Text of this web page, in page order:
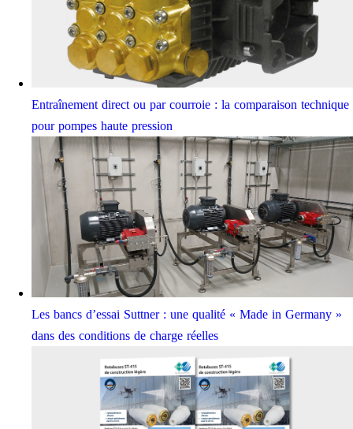
Entraînement direct ou par courroie : la comparaison technique
pour pompes haute pression
Les bancs d’essai Suttner : une qualité « Made in Germany »
dans des conditions de charge réelles